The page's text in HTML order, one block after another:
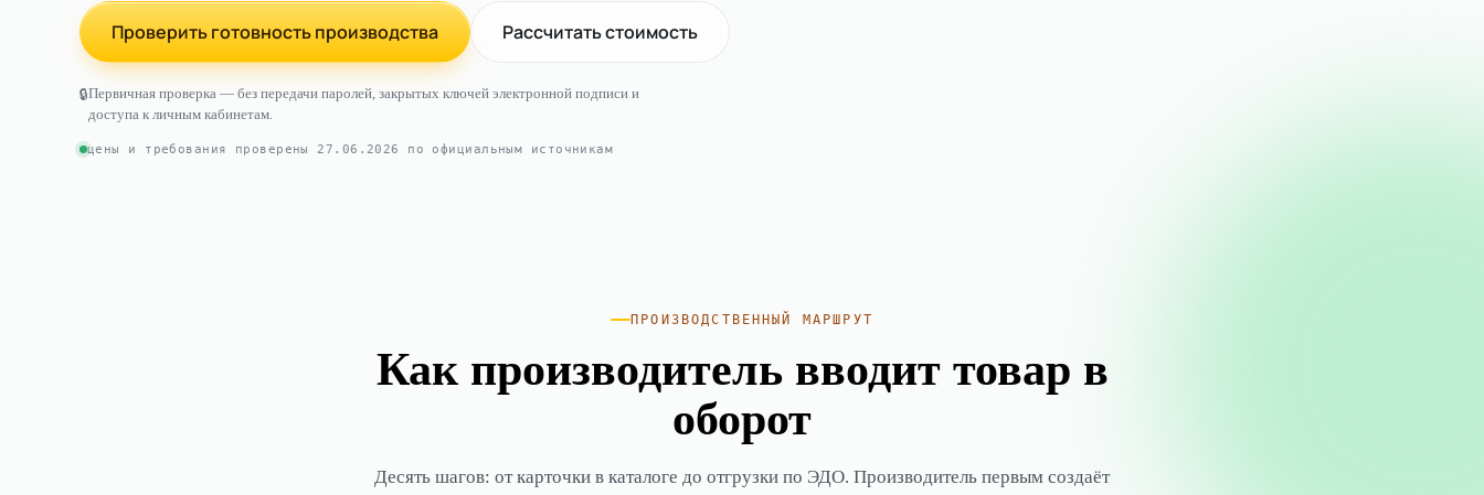
Проверить готовность производства Рассчитать стоимость
🔒Первичная проверка — без передачи паролей, закрытых ключей электронной подписи и
доступа к личным кабинетам.
цены и требования проверены 27.06.2026 по официальным источникам
ПРОИЗВОДСТВЕННЫЙ МАРШРУТ
Как производитель вводит товар в
оборот
Десять шагов: от карточки в каталоге до отгрузки по ЭДО. Производитель первым создаёт